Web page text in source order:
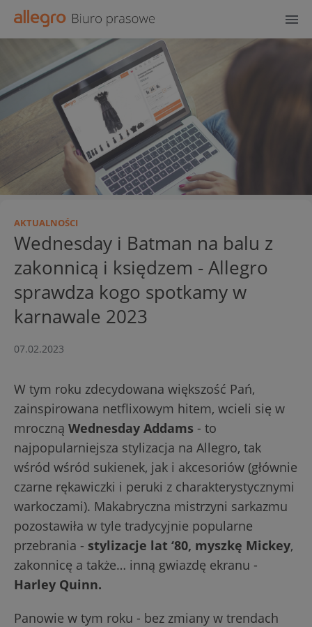
AKTUALNOŚCI
Wednesday i Batman na balu z
zakonnicą i księdzem - Allegro
sprawdza kogo spotkamy w
karnawale 2023
07.02.2023
W tym roku zdecydowana większość Pań,
zainspirowana netflixowym hitem, wcieli się w
mroczną Wednesday Addams - to
najpopularniejsza stylizacja na Allegro, tak
wśród wśród sukienek, jak i akcesoriów (głównie
czarne rękawiczki i peruki z charakterystycznymi
warkoczami). Makabryczna mistrzyni sarkazmu
pozostawiła w tyle tradycyjnie popularne
przebrania - stylizacje lat ‘80, myszkę Mickey,
zakonnicę a także… inną gwiazdę ekranu -
Harley Quinn.
Panowie w tym roku - bez zmiany w trendach